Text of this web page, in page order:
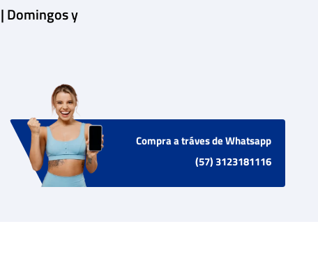
Domingos y
Compra a tráves de Whatsapp
(57) 3123181116